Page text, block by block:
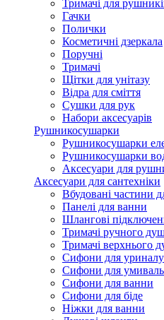
Тримачі для
Гачки
Полички
Косметичні дзеркала
Поручні
Тримачі
Щітки для унітазу
Відра для сміття
Сушки для рук
Набори аксесуарів
Рушникосушарки
Рушникосушарки
Рушникосушарки
Аксесуари для
Аксесуари для сантехніки
Вбудовані частини
Панелі для ванни
Шлангові
Тримачі ручного
Тримачі верхнього
Сифони для уриналу
Сифони для
Сифони для ванни
Сифони для біде
Ніжки для ванни